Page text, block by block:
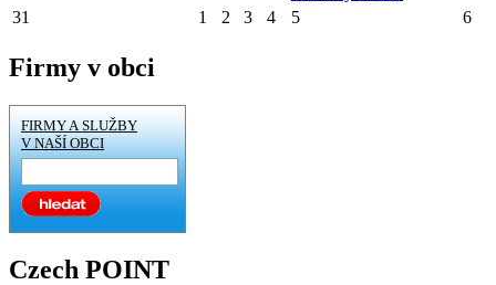
31 1 2 3 4 5 6
Firmy v obci
FIRMY A SLUŽBY
V NAŠÍ OBCI
Czech POINT